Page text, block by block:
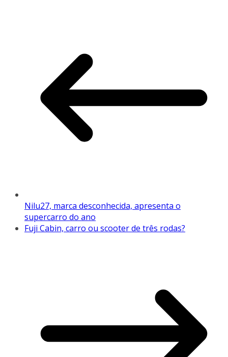
Nilu27, marca desconhecida, apresenta o
supercarro do ano
Fuji Cabin, carro ou scooter de três rodas?